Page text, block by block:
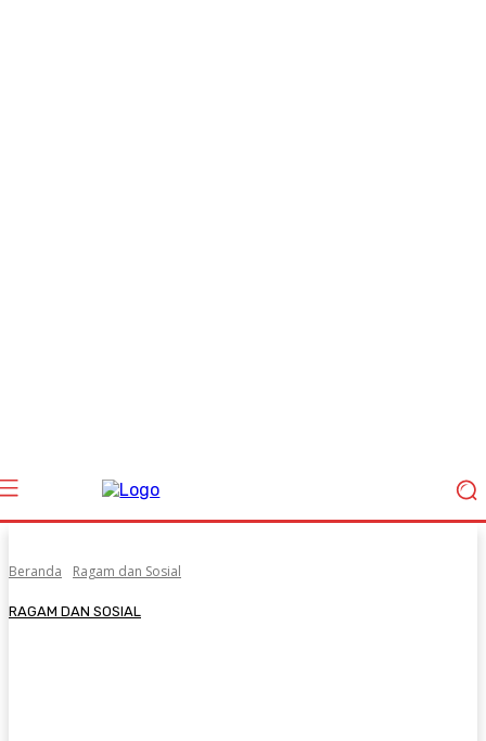
Beranda Ragam dan Sosial
RAGAM DAN SOSIAL